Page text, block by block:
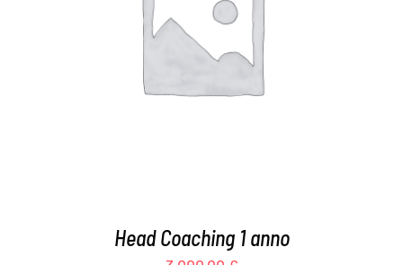
AGGIUNGI AL CARRELLO DETTAGLI
Head Coaching 1 anno